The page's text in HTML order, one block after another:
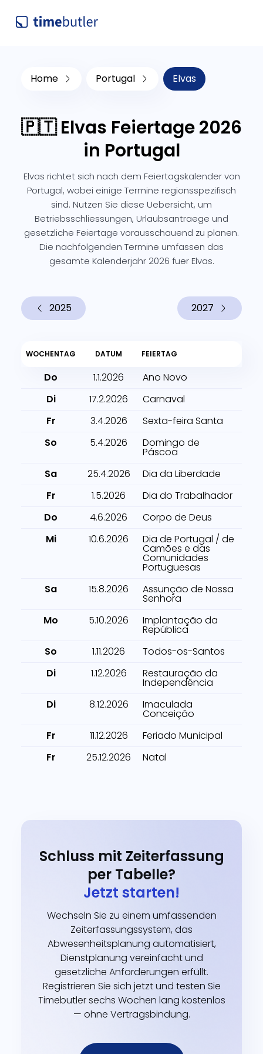
Home Portugal Elvas
🇵🇹 Elvas Feiertage 2026
in Portugal
Elvas richtet sich nach dem Feiertagskalender von
Portugal, wobei einige Termine regionsspezifisch
sind. Nutzen Sie diese Uebersicht, um
Betriebsschliessungen, Urlaubsantraege und
gesetzliche Feiertage vorausschauend zu planen.
Die nachfolgenden Termine umfassen das
gesamte Kalenderjahr 2026 fuer Elvas.
2025 2027
WOCHENTAG DATUM FEIERTAG
Do 1.1.2026
Ano Novo
Di
17.2.2026
Carnaval
Fr
3.4.2026
Sexta-feira Santa
So
5.4.2026 Domingo de
Páscoa
Sa
25.4.2026
Dia da Liberdade
Fr
1.5.2026
Dia do Trabalhador
Do
4.6.2026
Corpo de Deus
Mi
10.6.2026 Dia de Portugal / de
Camões e das
Comunidades
Portuguesas
Sa
15.8.2026 Assunção de Nossa
Senhora
Mo
5.10.2026 Implantação da
República
So
1.11.2026
Todos-os-Santos
Di
1.12.2026 Restauração da
Independência
Di
8.12.2026 Imaculada
Conceição
Fr
11.12.2026
Feriado Municipal
Fr
25.12.2026 Natal
Schluss mit Zeiterfassung
per Tabelle?
Jetzt starten!
Wechseln Sie zu einem umfassenden
Zeiterfassungssystem, das
Abwesenheitsplanung automatisiert,
Dienstplanung vereinfacht und
gesetzliche Anforderungen erfüllt.
Registrieren Sie sich jetzt und testen Sie
Timebutler sechs Wochen lang kostenlos
— ohne Vertragsbindung.